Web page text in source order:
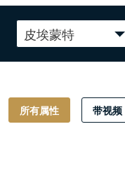
皮埃蒙特
所有属性 带视频